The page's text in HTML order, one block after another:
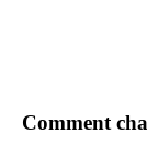
Comment